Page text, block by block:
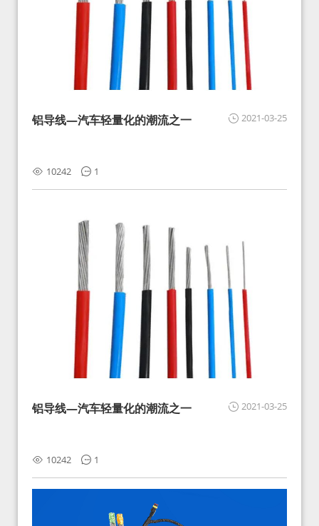
2021-03-25
铝导线—汽车轻量化的潮流之一
10242 1
2021-03-25
铝导线—汽车轻量化的潮流之一
10242 1